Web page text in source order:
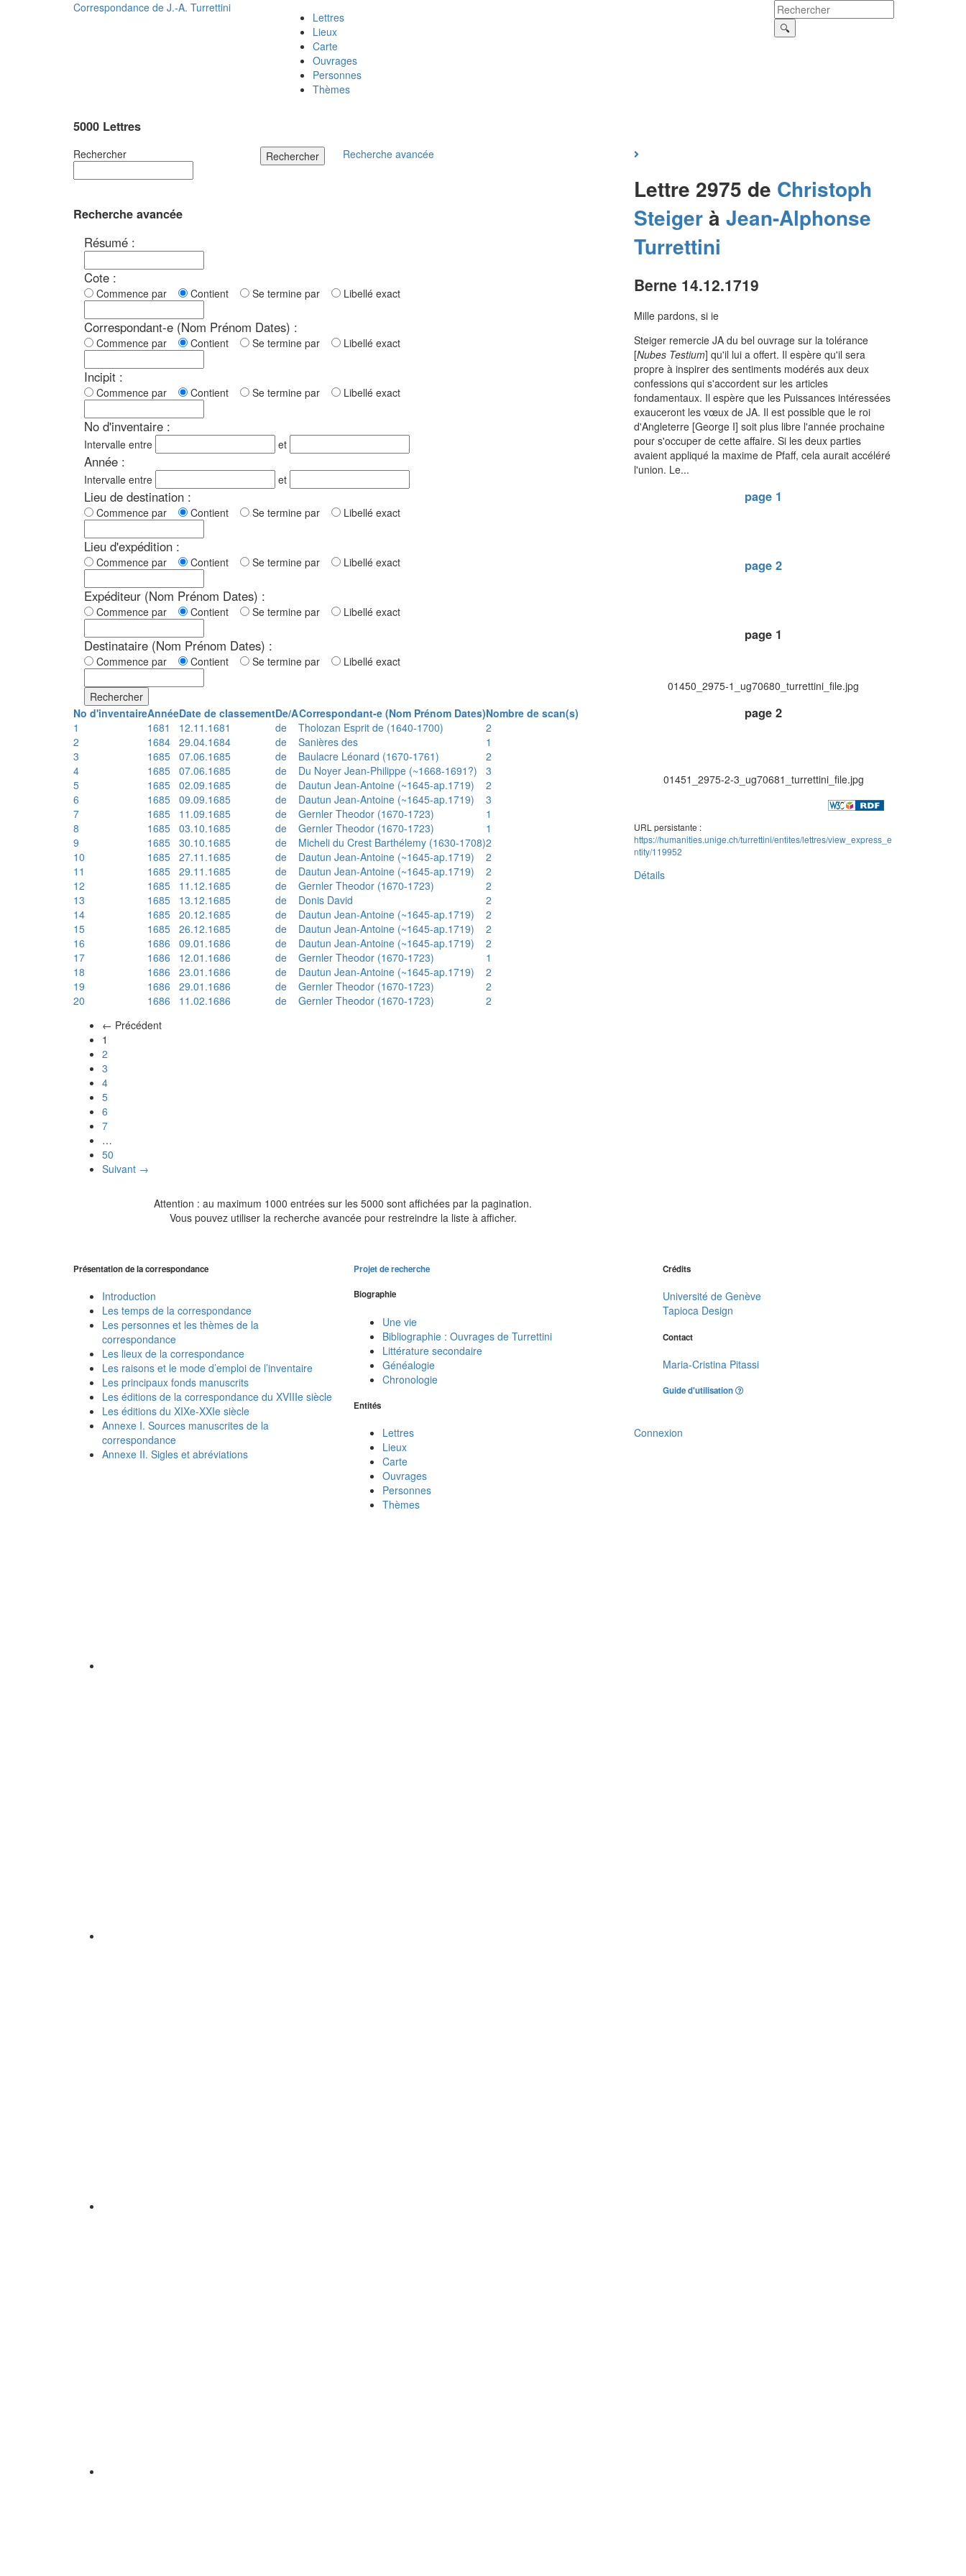
Correspondance de J.-A. Turrettini
Lettres
Lieux
Carte
Ouvrages
Personnes
Thèmes
5000 Lettres
Rechercher Rechercher Recherche avancée
Recherche avancée
Résumé :
Cote :
Commence par Contient Se termine par Libellé exact
Correspondant-e (Nom Prénom Dates) :
Commence par Contient Se termine par Libellé exact
Incipit :
Commence par Contient Se termine par Libellé exact
No d'inventaire :
Intervalle entre et
Année :
Intervalle entre et
Lieu de destination :
Commence par Contient Se termine par Libellé exact
Lieu d'expédition :
Commence par Contient Se termine par Libellé exact
Expéditeur (Nom Prénom Dates) :
Commence par Contient Se termine par Libellé exact
Destinataire (Nom Prénom Dates) :
Commence par Contient Se termine par Libellé exact
Rechercher
No d'inventaireAnnéeDate de classementDe/ACorrespondant-e (Nom Prénom Dates)Nombre de scan(s)
1
1681 12.11.1681 de Tholozan Esprit de (1640-1700)
2
2
1684 29.04.1684 de Sanières des
1
3
1685 07.06.1685 de Baulacre Léonard (1670-1761)
2
4
1685 07.06.1685 de Du Noyer Jean-Philippe (~1668-1691?)
3
5
1685 02.09.1685 de Dautun Jean-Antoine (~1645-ap.1719)
2
6
1685 09.09.1685 de Dautun Jean-Antoine (~1645-ap.1719)
3
7
1685 11.09.1685 de Gernler Theodor (1670-1723)
1
8
1685 03.10.1685 de Gernler Theodor (1670-1723)
1
9
1685 30.10.1685 de Micheli du Crest Barthélemy (1630-1708)2
10
1685 27.11.1685 de Dautun Jean-Antoine (~1645-ap.1719)
2
11
1685 29.11.1685 de Dautun Jean-Antoine (~1645-ap.1719)
2
12
1685 11.12.1685 de Gernler Theodor (1670-1723)
2
13
1685 13.12.1685 de Donis David
2
14
1685 20.12.1685 de Dautun Jean-Antoine (~1645-ap.1719)
2
15
1685 26.12.1685 de Dautun Jean-Antoine (~1645-ap.1719)
2
16
1686 09.01.1686 de Dautun Jean-Antoine (~1645-ap.1719)
2
17
1686 12.01.1686 de Gernler Theodor (1670-1723)
1
18
1686 23.01.1686 de Dautun Jean-Antoine (~1645-ap.1719)
2
19
1686 29.01.1686 de Gernler Theodor (1670-1723)
2
20
1686 11.02.1686 de Gernler Theodor (1670-1723)
2
← Précédent
1
2
3
4
5
6
7
…
50
Suivant →
Attention : au maximum 1000 entrées sur les 5000 sont affichées par la pagination.
Vous pouvez utiliser la recherche avancée pour restreindre la liste à afficher.
Lettre 2975 de Christoph
Steigerà Jean-Alphonse
Turrettini
Berne 14.12.1719
Mille pardons, si ie
Steiger remercie JA du bel ouvrage sur la tolérance
[Nubes Testium] qu'il lui a offert. Il espère qu'il sera
propre à inspirer des sentiments modérés aux deux
confessions qui s'accordent sur les articles
fondamentaux. Il espère que les Puissances intéressées
exauceront les vœux de JA. Il est possible que le roi
d'Angleterre [George I] soit plus libre l'année prochaine
pour s'occuper de cette affaire. Si les deux parties
avaient appliqué la maxime de Pfaff, cela aurait accéléré
l'union. Le...
page 1
page 2
page 1
01450_2975-1_ug70680_turrettini_file.jpg
page 2
01451_2975-2-3_ug70681_turrettini_file.jpg
URL persistante :
https://humanities.unige.ch/turrettini/entites/lettres/view_express_e
ntity/119952
Détails
Présentation de la correspondance
Introduction
Les temps de la correspondance
Les personnes et les thèmes de la
correspondance
Les lieux de la correspondance
Les raisons et le mode d’emploi de l’inventaire
Les principaux fonds manuscrits
Les éditions de la correspondance du XVIIIe siècle
Les éditions du XIXe-XXIe siècle
Annexe I. Sources manuscrites de la
correspondance
Annexe II. Sigles et abréviations
Projet de recherche
Biographie
Une vie
Bibliographie : Ouvrages de Turrettini
Littérature secondaire
Généalogie
Chronologie
Entités
Lettres
Lieux
Carte
Ouvrages
Personnes
Thèmes
Crédits
Université de Genève
Tapioca Design
Contact
Maria-Cristina Pitassi
Guide d'utilisation
Connexion